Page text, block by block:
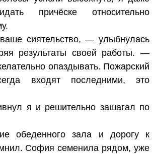
причёске относительно
сиятельство, — улыбнулась
результаты своей работы. —
опаздывать. Пожарский
входят последними, это
я и решительно зашагал по
обеденного зала и дорогу к
София семенила рядом, уже